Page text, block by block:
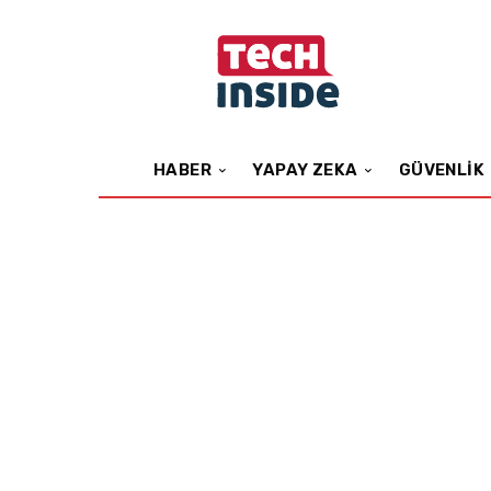
HABER YAPAY ZEKA GÜVENLIK